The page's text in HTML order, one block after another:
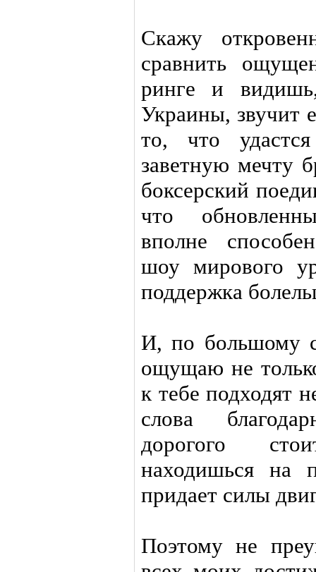
Скажу
сравнить
ринге и
Украины, звучит
то, что
заветную мечту
боксерский
что
вполне
шоу мирового
поддержка
И, по большому
ощущаю не
к тебе подходят
слова
дорогого
находишься на
придает силы
Поэтому не